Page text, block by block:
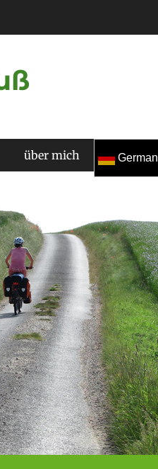
über mich German